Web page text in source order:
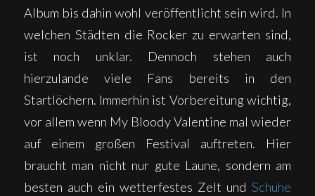
Album bis dahin wohl veröffentlicht sein wird. In
welchen Städten die Rocker zu erwarten sind,
ist noch unklar. Dennoch stehen auch
hierzulande viele Fans bereits in den
Startlöchern. Immerhin ist Vorbereitung wichtig,
vor allem wenn My Bloody Valentine mal wieder
auf einem großen Festival auftreten. Hier
braucht man nicht nur gute Laune, sondern am
besten auch ein wetterfestes Zelt undSchuhe